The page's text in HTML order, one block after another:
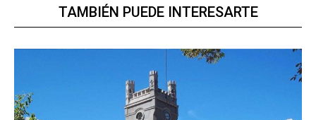
TAMBIÉN PUEDE INTERESARTE